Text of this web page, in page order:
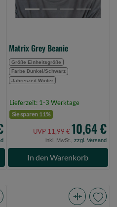
Matrix Grey Beanie
Größe Einheitsgröße
Farbe Dunkel/Schwarz
Jahreszeit Winter
Lieferzeit: 1-3 Werktage
Sie sparen 11%
UVP 11,99 € 10,64 €
inkl. MwSt., zzgl. Versand
In den Warenkorb